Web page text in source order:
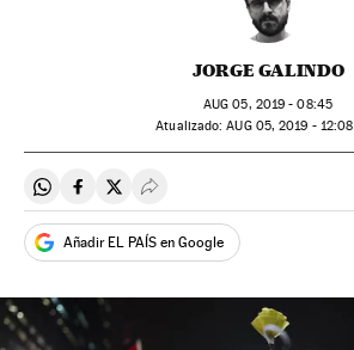
JORGE GALINDO
AUG 05, 2019 - 08:45
atualizado: AUG05, 2019 - 12:08
Compartir en Whatsapp
Compartir en Facebook
Compartir en Twitter
Desplegar Redes Sociales
Añadir EL PAÍS en Google